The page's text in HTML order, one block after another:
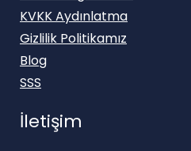
KVKK Aydınlatma
Gizlilik Politikamız
Blog
SSS
İletişim